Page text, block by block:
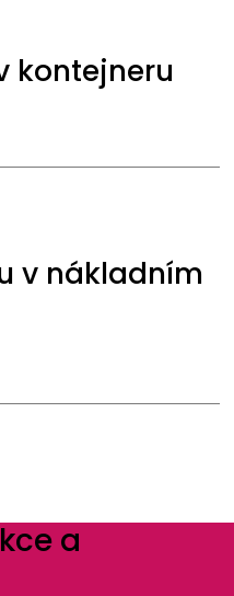
kontejneru
v nákladním
a